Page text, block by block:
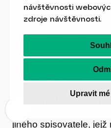
návštěvnosti
zdroje návštěvnosti.
Upravit
4) Což asi nejjasněji
rozsáhlém dialogickém
podruhé jako fraška,
6) Zveřejněný v
7) Což rozhodně není
jiného spisovatele, jejž